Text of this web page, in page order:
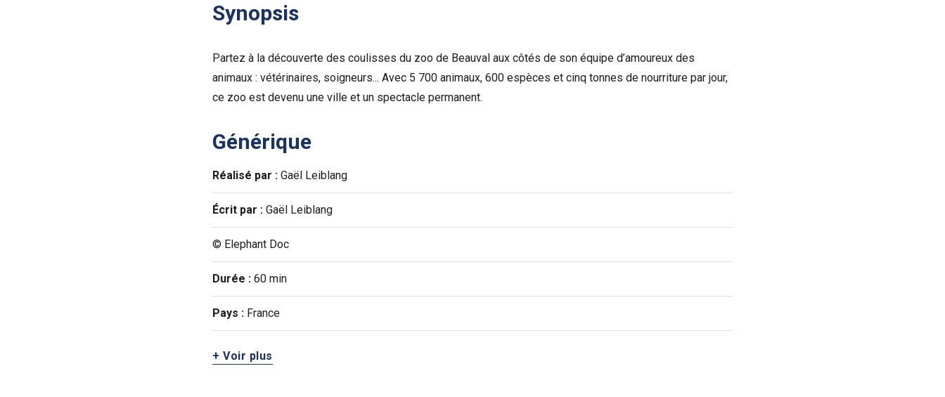
Synopsis
Partez à la découverte des coulisses du zoo de Beauval aux côtés de son équipe d’amoureux des
animaux : vétérinaires, soigneurs... Avec 5 700 animaux, 600 espèces et cinq tonnes de nourriture par jour,
ce zoo est devenu une ville et un spectacle permanent.
Générique
Réalisé par : Gaël Leiblang
Écrit par : Gaël Leiblang
© Elephant Doc
Durée : 60 min
Pays : France
+ Voir plus